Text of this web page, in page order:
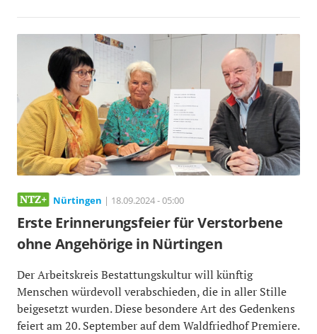
Nürtingen | 18.09.2024 - 05:00
Erste Erinnerungsfeier für Verstorbene
ohne Angehörige in Nürtingen
Der Arbeitskreis Bestattungskultur will künftig
Menschen würdevoll verabschieden, die in aller Stille
beigesetzt wurden. Diese besondere Art des Gedenkens
feiert am 20. September auf dem Waldfriedhof Premiere.